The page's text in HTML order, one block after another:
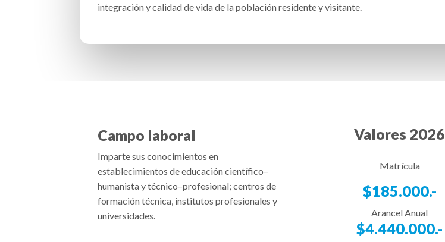
integración y calidad de vida de la población residente y visitante.
Campo laboral
Imparte sus conocimientos en
establecimientos de educación científico–
humanista y técnico–profesional; centros de
formación técnica, institutos profesionales y
universidades.
Valores 2026
Matrícula
$185.000.-
Arancel Anual
$4.440.000.-